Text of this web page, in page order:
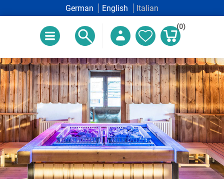
German English Italian
(0)